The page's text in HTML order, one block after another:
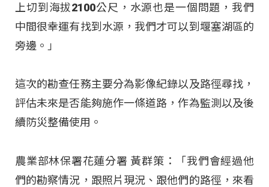
上切到海拔2100公尺，水源也是一個問題，我們
中間很幸運有找到水源，我們才可以到堰塞湖區的
旁邊。」
這次的勘查任務主要分為影像紀錄以及路徑尋找，
評估未來是否能夠施作一條道路，作為監測以及後
續防災整備使用。
農業部林保署花蓮分署 黃群策：「我們會經過他
們的勘察情況，跟照片現況、跟他們的路徑，來看